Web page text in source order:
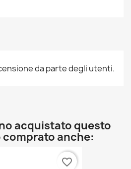
da parte degli utenti.
acquistato questo
anche:
favorite_border